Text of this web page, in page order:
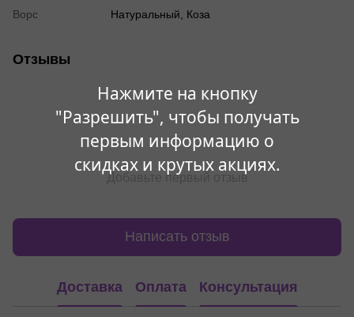
Нажмите на кнопку
"Разрешить", чтобы получать
первым информацию о
скидках и крутых акциях.
Ворс Натуральный, Коза
Отзывы
Добавьте первый отзыв
Написать отзыв
Доставка Оплата Консультация